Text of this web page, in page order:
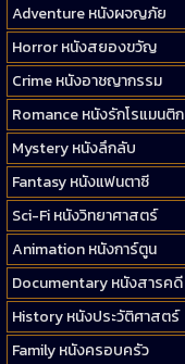
Adventure หนังผจญภัย
Horror หนังสยองขวัญ
Crime หนังอาชญากรรม
Romance หนังรักโรแมนติก
Mystery หนังลึกลับ
Fantasy หนังแฟนตาซี
Sci-Fi หนังวิทยาศาสตร์
Animation หนังการ์ตูน
Documentary หนังสารคดี
History หนังประวัติศาสตร์
Family หนังครอบครัว